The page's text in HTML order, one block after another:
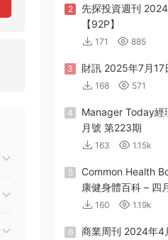
2
先探投資週刊
【92P】
171 885
3 財訊 2025年7月17
168 571
4
Manager Today經
月號 第223期
163 1.15k
5
Common Health
康健身體百科 – 四
160 1.19k
6
商業周刊 2024年4